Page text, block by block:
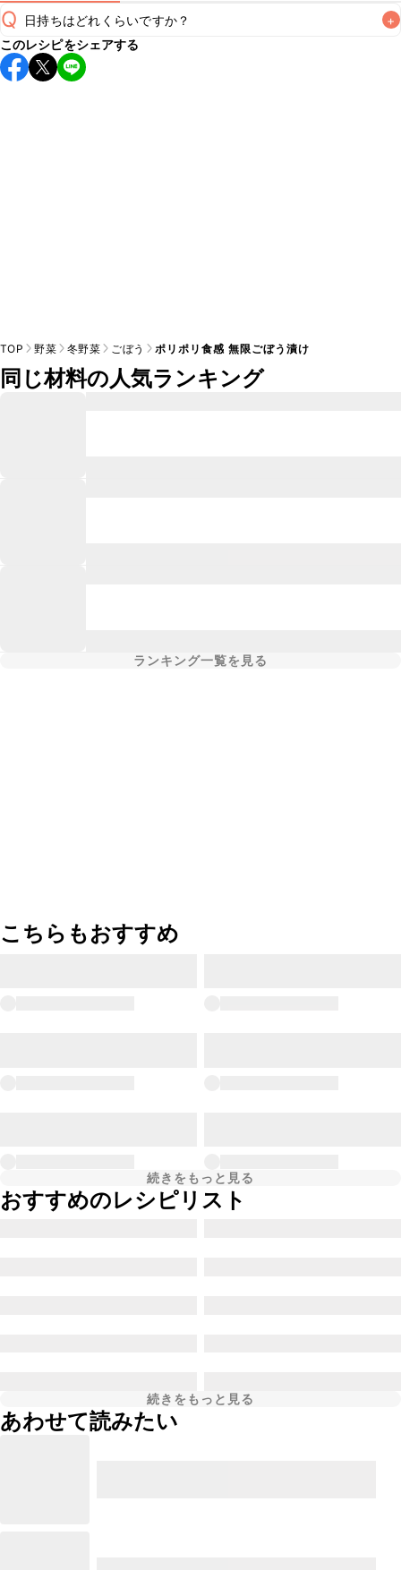
Q 日持ちはどれくらいですか？ +
保存期間は冷蔵で翌日中が目安です。なるべくお早めにお召
し上がりください。
このレシピをシェアする
TOP 野菜 冬野菜 ごぼう ポリポリ食感 無限ごぼう漬け
同じ材料の人気ランキング
ランキング一覧を見る
こちらもおすすめ
続きをもっと見る
おすすめのレシピリスト
続きをもっと見る
あわせて読みたい